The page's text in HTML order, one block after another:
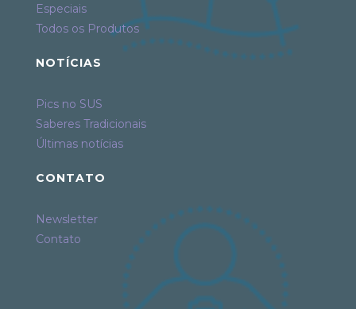
Especiais
Todos os Produtos
NOTÍCIAS
Pics no SUS
Saberes Tradicionais
Últimas notícias
CONTATO
Newsletter
Contato